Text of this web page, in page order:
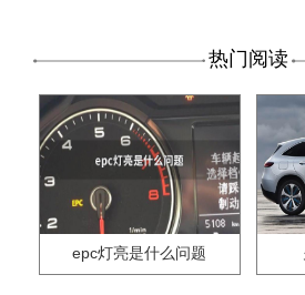
热门阅读
epc灯亮是什么问题